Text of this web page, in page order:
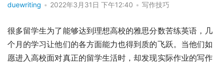
duewriting • 2022年3月31日 下午12:40 • 写作技巧
很多留学生为了能够达到理想高校的雅思分数苦练英语，几
个月的学习让他们的各方面能力也得到质的飞跃。当他们如
愿进入高校面对真正的留学生活时，却发现实际作业的写作